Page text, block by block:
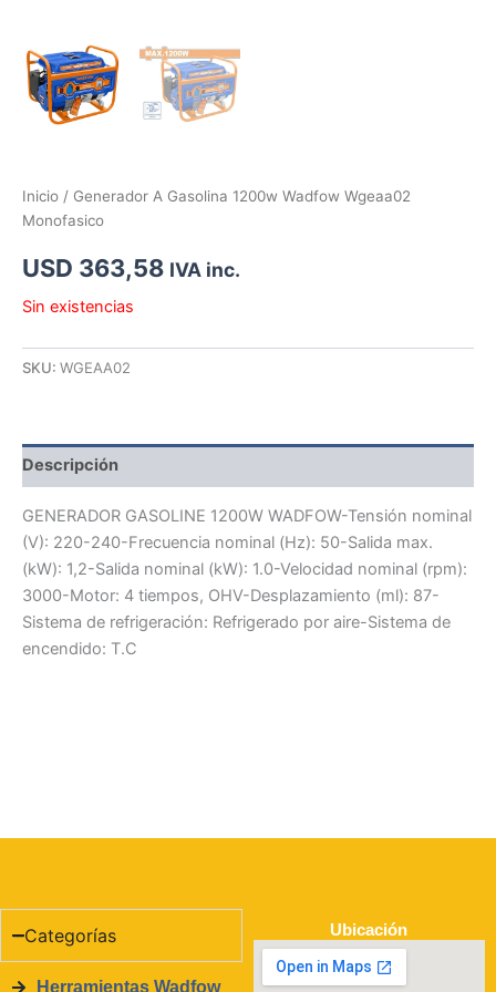
Inicio / Generador A Gasolina 1200w Wadfow Wgeaa02
Monofasico
USD 363,58 IVA inc.
Sin existencias
SKU: WGEAA02
Descripción
GENERADOR GASOLINE 1200W WADFOW-Tensión nominal
(V): 220-240-Frecuencia nominal (Hz): 50-Salida max.
(kW): 1,2-Salida nominal (kW): 1.0-Velocidad nominal (rpm):
3000-Motor: 4 tiempos, OHV-Desplazamiento (ml): 87-
Sistema de refrigeración: Refrigerado por aire-Sistema de
encendido: T.C
Categorías
Herramientas Wadfow
Ubicación